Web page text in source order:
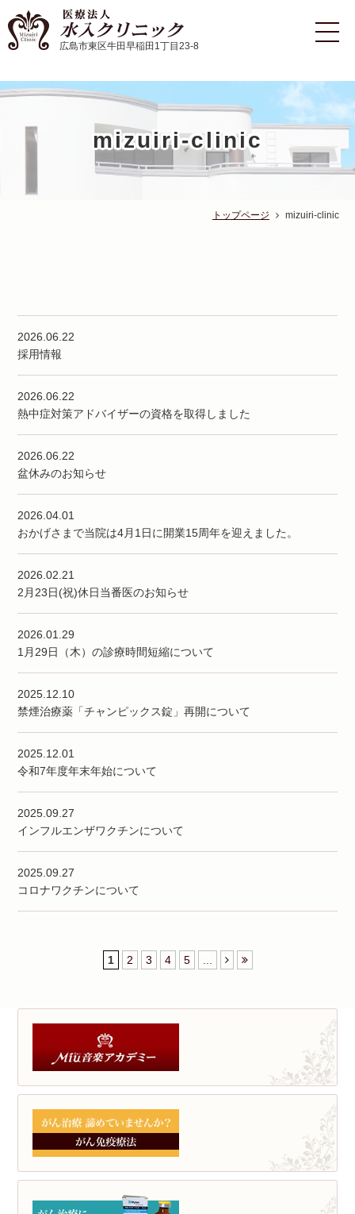
広島市東区牛田早稲田1丁目23-8
mizuiri-clinic
トップページ mizuiri-clinic
2026.06.22
採用情報
2026.06.22
熱中症対策アドバイザーの資格を取得しました
2026.06.22
盆休みのお知らせ
2026.04.01
おかげさまで当院は4月1日に開業15周年を迎えました。
2026.02.21
2月23日(祝)休日当番医のお知らせ
2026.01.29
1月29日（木）の診療時間短縮について
2025.12.10
禁煙治療薬「チャンピックス錠」再開について
2025.12.01
令和7年度年末年始について
2025.09.27
インフルエンザワクチンについて
2025.09.27
コロナワクチンについて
1 2 3 4 5